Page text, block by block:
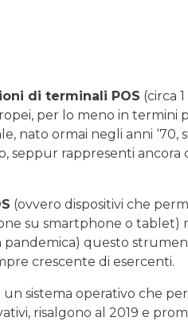
di terminali POS (circa
per lo meno in termini
nato ormai negli anni ‘70,
rappresenti ancora
(ovvero dispositivi che
su smartphone o tablet)
pandemica) questo
crescente di esercenti.
un sistema operativo che
risalgono al 2019 e